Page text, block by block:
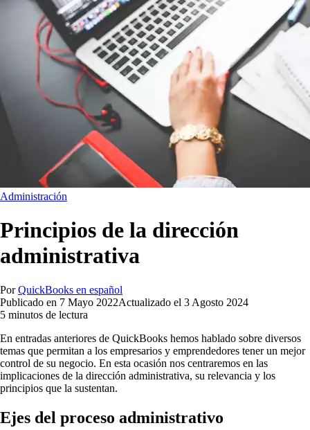
Administración
Principios de la dirección
administrativa
Por QuickBooks en español
Publicado en 7 Mayo 2022Actualizado el 3 Agosto 2024
5 minutos de lectura
En entradas anteriores de QuickBooks hemos hablado sobre diversos
temas que permitan a los empresarios y emprendedores tener un mejor
control de su negocio. En esta ocasión nos centraremos en las
implicaciones de la dirección administrativa, su relevancia y los
principios que la sustentan.
Ejes del proceso administrativo